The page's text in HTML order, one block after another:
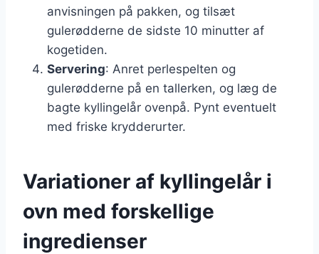
anvisningen på pakken, og tilsæt
gulerødderne de sidste 10 minutter af
kogetiden.
Servering: Anret perlespelten og
gulerødderne på en tallerken, og læg de
bagte kyllingelår ovenpå. Pynt eventuelt
med friske krydderurter.
Variationer af kyllingelår i
ovn med forskellige
ingredienser